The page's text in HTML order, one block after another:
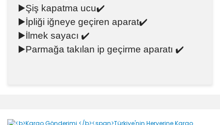
▶️Şiş kapatma ucu✔️
▶️İpliği iğneye geçiren aparat✔️
▶️İlmek sayacı ✔️
▶️Parmağa takılan ip geçirme aparatı ✔️